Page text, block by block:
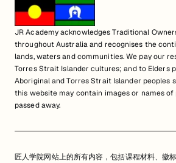
JR Academy acknowledges Traditional
throughout Australia and recognises the
lands, waters and communities. We pay our
Torres Strait Islander cultures; and to Elders
Aboriginal and Torres Strait Islander peoples
this website may contain images or names of
passed away.
匠人学院网站上的所有内容，包括课程材料、徽